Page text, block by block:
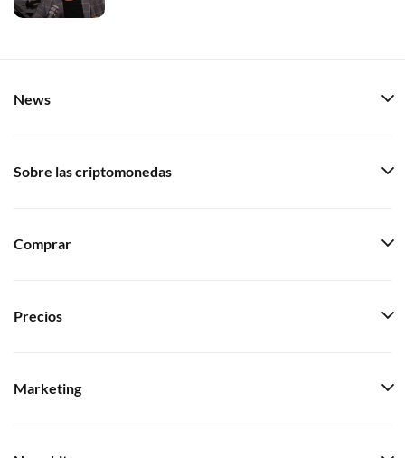
News
Sobre las criptomonedas
Comprar
Precios
Marketing